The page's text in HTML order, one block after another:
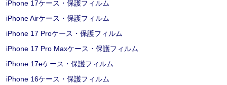
iPhone 17ケース・保護フィルム
iPhone Airケース・保護フィルム
iPhone 17 Proケース・保護フィルム
iPhone 17 Pro Maxケース・保護フィルム
iPhone 17eケース・保護フィルム
iPhone 16ケース・保護フィルム